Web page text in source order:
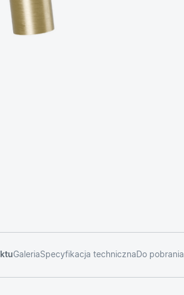
GaleriaSpecyfikacja techniczna Do pobrania